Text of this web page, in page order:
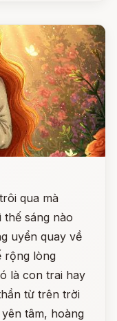
qua mà
sáng nào
uyển quay về
rộng lòng
là con trai hay
từ trên trời
tâm, hoàng